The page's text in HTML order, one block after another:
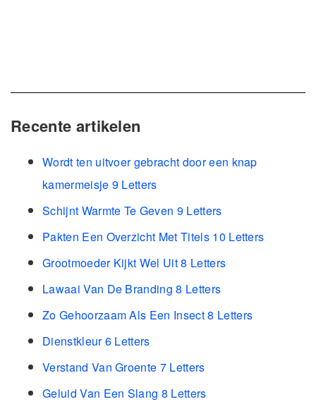
Recente artikelen
Wordt ten uitvoer gebracht door een knap
kamermeisje 9 Letters
Schijnt Warmte Te Geven 9 Letters
Pakten Een Overzicht Met Titels 10 Letters
Grootmoeder Kijkt Wel Uit 8 Letters
Lawaai Van De Branding 8 Letters
Zo Gehoorzaam Als Een Insect 8 Letters
Dienstkleur 6 Letters
Verstand Van Groente 7 Letters
Geluid Van Een Slang 8 Letters